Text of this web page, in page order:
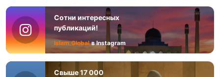
Сотни интересных
публикаций!
Islam.Global в Instagram
Свыше 17 000